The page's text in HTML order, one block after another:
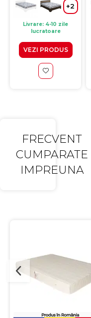
+2
Livrare: 4-10 zile
lucratoare
VEZI PRODUS
FRECVENT
CUMPARATE
IMPREUNA